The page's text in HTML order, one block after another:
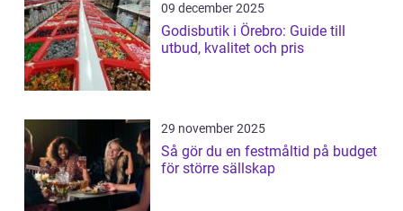
09 december 2025
Godisbutik i Örebro: Guide till
utbud, kvalitet och pris
29 november 2025
Så gör du en festmåltid på budget
för större sällskap